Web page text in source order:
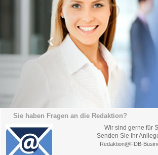
Sie haben Fragen an die Redaktion?
Wir sind gerne für
Senden Sie Ihr
Redaktion@FDB-